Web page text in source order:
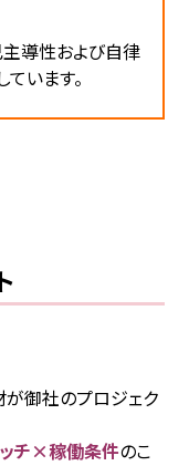
導性および自律
います。
御社のプロジェク
チ×稼働条件のこ